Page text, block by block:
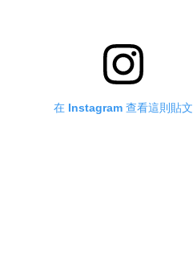
在 Instagram 查看這則貼文